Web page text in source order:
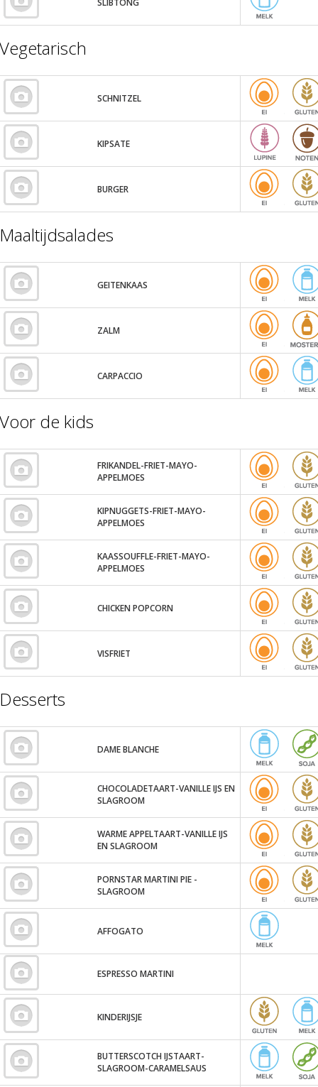
SLIBTONG
Vegetarisch
SCHNITZEL
KIPSATE
BURGER
Maaltijdsalades
GEITENKAAS
ZALM
CARPACCIO
Voor de kids
FRIKANDEL-FRIET-MAYO-
APPELMOES
KIPNUGGETS-FRIET-MAYO-
APPELMOES
KAASSOUFFLE-FRIET-MAYO-
APPELMOES
CHICKEN POPCORN
VISFRIET
Desserts
DAME BLANCHE
CHOCOLADETAART-VANILLE IJS EN
SLAGROOM
WARME APPELTAART-VANILLE IJS
EN SLAGROOM
PORNSTAR MARTINI PIE -
SLAGROOM
AFFOGATO
ESPRESSO MARTINI
KINDERIJSJE
BUTTERSCOTCH IJSTAART-
SLAGROOM-CARAMELSAUS